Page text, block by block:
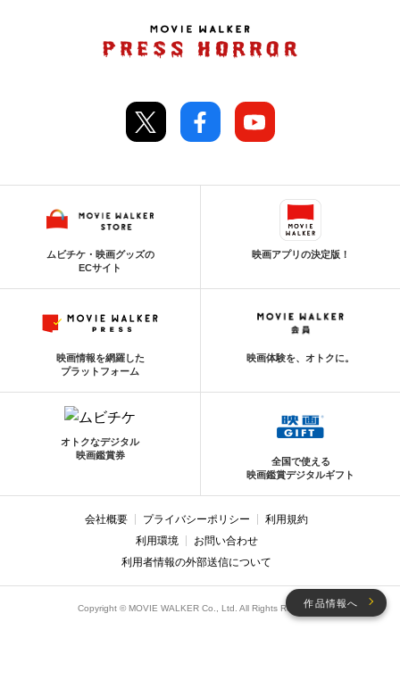
作品情報へ
ムビチケ・映画グッズの
ECサイト
映画アプリの決定版！
映画情報を網羅した
プラットフォーム
映画体験を、オトクに。
オトクなデジタル
映画鑑賞券
全国で使える
映画鑑賞デジタルギフト
会社概要 プライバシーポリシー
利用規約
利用環境
お問い合わせ
利用者情報の外部送信について
Copyright © MOVIE WALKER Co., Ltd. All Rights Reserved.